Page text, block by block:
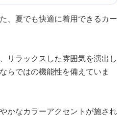
、夏でも快適に着用できるカー
リラックスした雰囲気を演出し
らではの機能性を備えていま
かなカラーアクセントが施され